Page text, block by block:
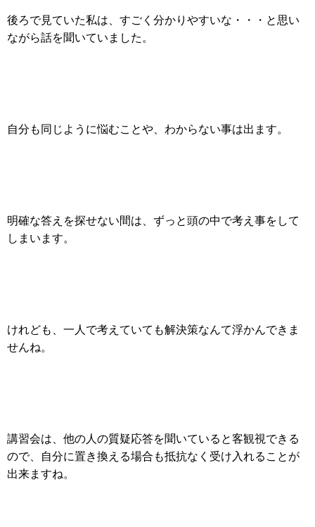
後ろで見ていた私は、すごく分かりやすいな・・・と思い
ながら話を聞いていました。
自分も同じように悩むことや、わからない事は出ます。
明確な答えを探せない間は、ずっと頭の中で考え事をして
しまいます。
けれども、一人で考えていても解決策なんて浮かんできま
せんね。
講習会は、他の人の質疑応答を聞いていると客観視できる
ので、自分に置き換える場合も抵抗なく受け入れることが
出来ますね。